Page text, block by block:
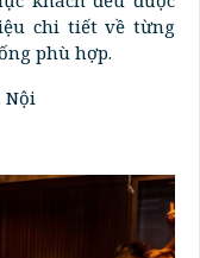
chi tiết về từng
phù hợp.
Nội